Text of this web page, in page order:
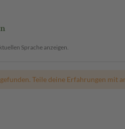
Sprache anzeigen.
Teile deine Erfahrungen mit